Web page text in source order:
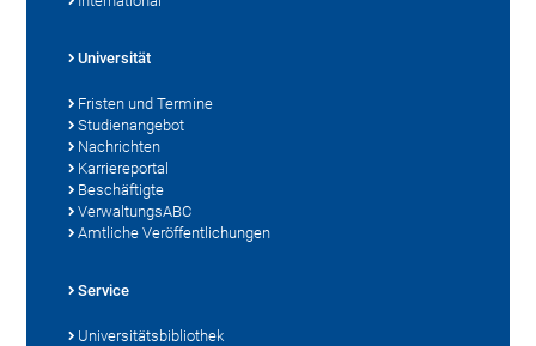
Universität
Fristen und Termine
Studienangebot
Nachrichten
Karriereportal
Beschäftigte
VerwaltungsABC
Amtliche Veröffentlichungen
Service
Universitätsbibliothek